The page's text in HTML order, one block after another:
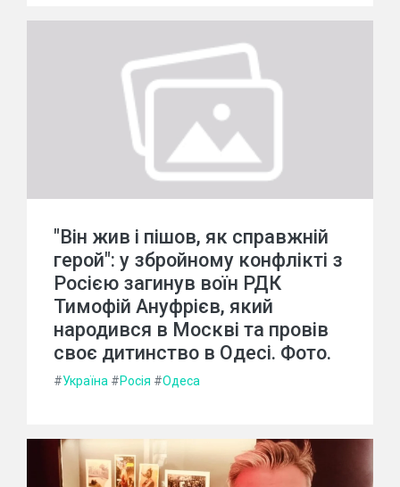
"Він жив і пішов, як справжній
герой": у збройному конфлікті з
Росією загинув воїн РДК
Тимофій Ануфрієв, який
народився в Москві та провів
своє дитинство в Одесі. Фото.
#Україна #Росія #Одеса